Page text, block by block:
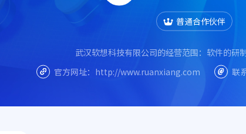
普通合作伙伴
武汉软想科技有限公司的经营范围：软件的研
官方网址： http://www.ruanxiang.com 联